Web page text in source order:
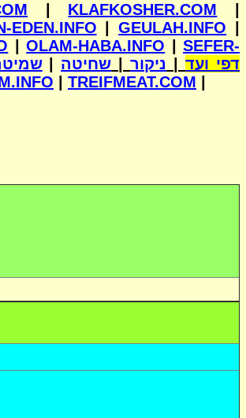
KLAFKOSHER.COM
EDEN.INFO |GEULAH.INFO
|OLAM-HABA.INFO |SEFER-
| שחיטה |ניקור |דפי ועד
TREIFMEAT.COM